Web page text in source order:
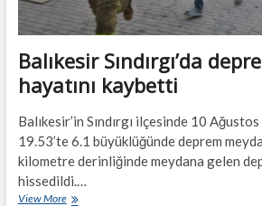
Balıkesir Sındırgı’da
hayatını kaybetti
Balıkesir’in Sındırgı ilçesinde 10
19.53’te 6.1 büyüklüğünde deprem
kilometre derinliğinde meydana gelen
hissedildi.…
View MoreBalıkesir